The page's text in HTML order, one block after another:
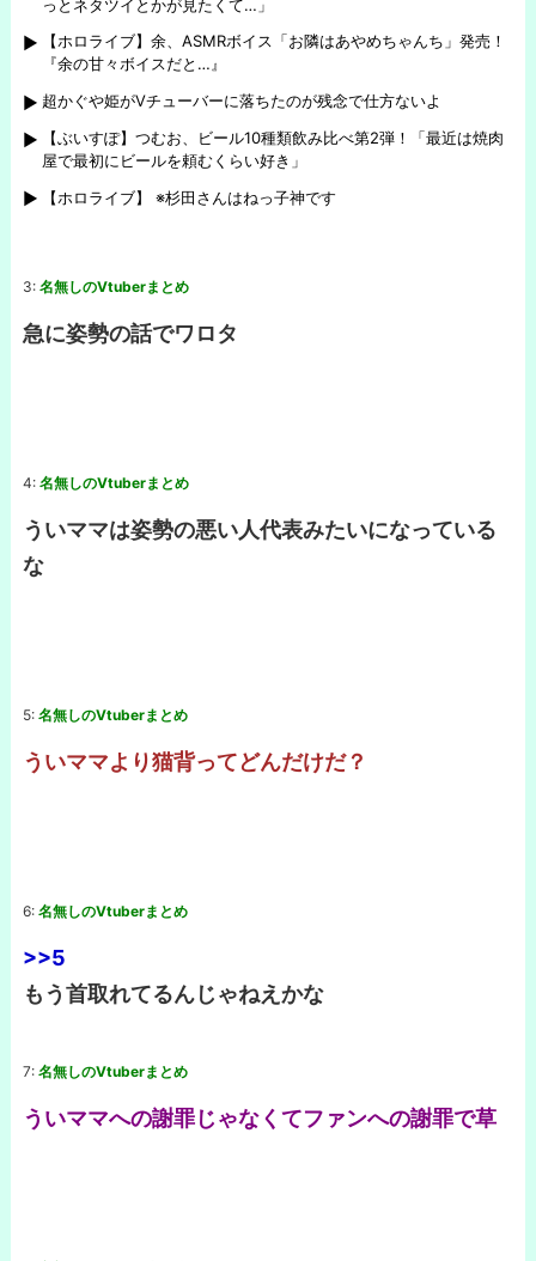
っとネタツイとかが見たくて…」
【ホロライブ】余、ASMRボイス「お隣はあやめちゃんち」発売！
『余の甘々ボイスだと…』
超かぐや姫がVチューバーに落ちたのが残念で仕方ないよ
【ぶいすぽ】つむお、ビール10種類飲み比べ第2弾！「最近は焼肉
屋で最初にビールを頼むくらい好き」
【ホロライブ】 ※杉田さんはねっ子神です
3: 名無しのVtuberまとめ
急に姿勢の話でワロタ
4: 名無しのVtuberまとめ
ういママは姿勢の悪い人代表みたいになっている
な
5: 名無しのVtuberまとめ
ういママより猫背ってどんだけだ？
6: 名無しのVtuberまとめ
>>5
もう首取れてるんじゃねえかな
7: 名無しのVtuberまとめ
ういママへの謝罪じゃなくてファンへの謝罪で草